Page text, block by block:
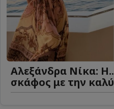
Αλεξάνδρα Νίκα:
σκάφος με την